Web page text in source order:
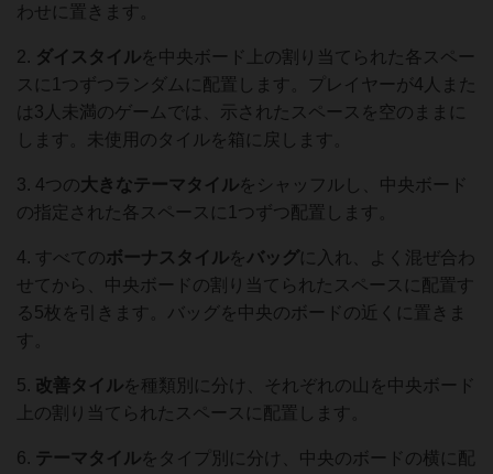
わせに置きます。
2. ダイスタイルを中央ボード上の割り当てられた各スペー
スに1つずつランダムに配置します。プレイヤーが4人また
は3人未満のゲームでは、示されたスペースを空のままに
します。未使用のタイルを箱に戻します。
3. 4つの大きなテーマタイルをシャッフルし、中央ボード
の指定された各スペースに1つずつ配置します。
4. すべてのボーナスタイルをバッグに入れ、よく混ぜ合わ
せてから、中央ボードの割り当てられたスペースに配置す
る5枚を引きます。バッグを中央のボードの近くに置きま
す。
5. 改善タイルを種類別に分け、それぞれの山を中央ボード
上の割り当てられたスペースに配置します。
6. テーマタイルをタイプ別に分け、中央のボードの横に配